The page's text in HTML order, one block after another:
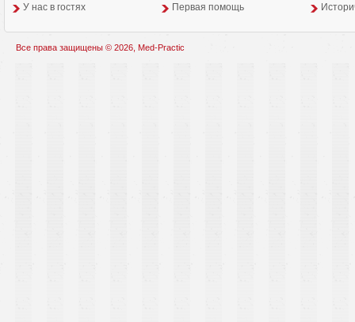
У нас в гостях
Первая помощь
Все права защищены © 2026, Med-Practic